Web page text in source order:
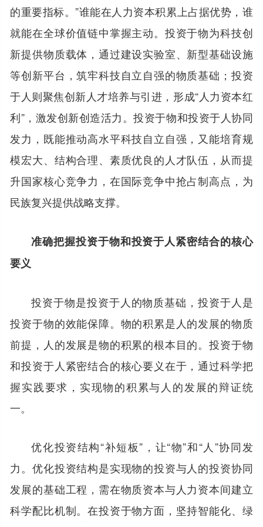
的重要指标。”谁能在人力资本积累上占据优势，谁
就能在全球价值链中掌握主动。投资于物为科技创
新提供物质载体，通过建设实验室、新型基础设施
等创新平台，筑牢科技自立自强的物质基础；投资
于人则聚焦创新人才培养与引进，形成“人力资本红
利”，激发创新创造活力。投资于物和投资于人协同
发力，既能推动高水平科技自立自强，又能培育规
模宏大、结构合理、素质优良的人才队伍，从而提
升国家核心竞争力，在国际竞争中抢占制高点，为
民族复兴提供战略支撑。
准确把握投资于物和投资于人紧密结合的核心
要义
投资于物是投资于人的物质基础，投资于人是
投资于物的效能保障。物的积累是人的发展的物质
前提，人的发展是物的积累的根本目的。投资于物
和投资于人紧密结合的核心要义在于，通过科学把
握实践要求，实现物的积累与人的发展的辩证统
一。
优化投资结构“补短板”，让“物”和“人”协同发
力。优化投资结构是实现物的投资与人的投资协同
发展的基础工程，需在物质资本与人力资本间建立
科学配比机制。在投资于物方面，坚持智能化、绿